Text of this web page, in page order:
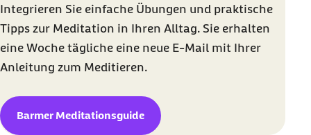
Integrieren Sie einfache Übungen und praktische
Tipps zur Meditation in Ihren Alltag. Sie erhalten
eine Woche tägliche eine neue E-Mail mit Ihrer
Anleitung zum Meditieren.
Barmer Meditationsguide